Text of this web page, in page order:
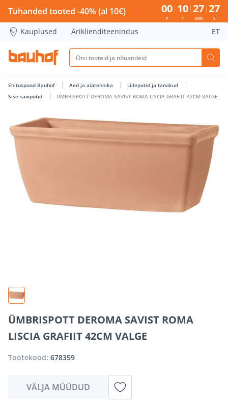
ÜMBRISPOTT DEROMA SAVIST ROMA LISCIA GRAFIIT
Tuhanded tooted -40% (al 10€) 00
P
10
T
27
MIN
26
S
Kauplused Äriklienditeenindus ET
Ehituspood Bauhof Aed ja aiatehnika
Lillepotid ja tarvikud
Sise savipotid
ÜMBRISPOTT DEROMA SAVIST ROMA LISCIA GRAFIIT 42CM VALGE
ÜMBRISPOTT DEROMA SAVIST ROMA
LISCIA GRAFIIT 42CM VALGE
Tootekood: 678359
VÄLJA MÜÜDUD